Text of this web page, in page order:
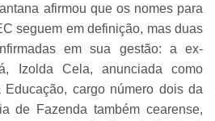
afirmou que os nomes para
seguem em definição, mas duas
em sua gestão: a ex-
Izolda Cela, anunciada como
Educação, cargo número dois da
de Fazenda também cearense,